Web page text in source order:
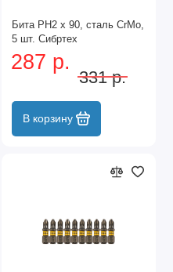
Бита PH2 x 90, сталь CrMo,
5 шт. Сибртех
287 р.
331 р.
В корзину